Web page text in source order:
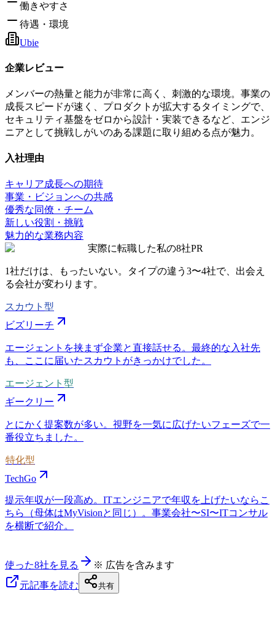
働きやすさ
待遇・環境
Ubie
企業レビュー
メンバーの熱量と能力が非常に高く、刺激的な環境。事業の
成長スピードが速く、プロダクトが拡大するタイミングで、
セキュリティ基盤をゼロから設計・実装できるなど、エンジ
ニアとして挑戦しがいのある課題に取り組める点が魅力。
入社理由
キャリア成長への期待
事業・ビジョンへの共感
優秀な同僚・チーム
新しい役割・挑戦
魅力的な業務内容
実際に転職した私の8社PR
1社だけは、もったいない。タイプの違う 3〜4社で、出会え
る会社が変わります。
スカウト型
ビズリーチ
エージェントを挟まず企業と直接話せる。最終的な入社先
も、ここに届いたスカウトがきっかけでした。
エージェント型
ギークリー
とにかく提案数が多い。視野を一気に広げたいフェーズで一
番役立ちました。
特化型
TechGo
提示年収が一段高め。ITエンジニアで年収を上げたいならこ
ちら（母体はMyVisionと同じ）。事業会社〜SI〜ITコンサル
を横断で紹介。
使った8社を見る
※ 広告を含みます
元記事を読む
共有